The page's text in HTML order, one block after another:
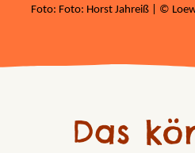
Foto: Foto: Horst Jahreiß | ©
Das